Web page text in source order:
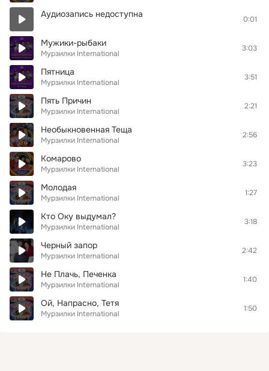
Аудиозапись недоступна 0:01
Мужики-рыбаки
Мурзилки International
3:03
Пятница
Мурзилки International
3:51
Пять Причин
Мурзилки International
2:21
Необыкновенная Теща
Мурзилки International
2:56
Комарово
Мурзилки International
3:23
Молодая
Мурзилки International
1:27
Кто Оку выдумал?
Мурзилки International
3:18
Черный запор
Мурзилки International
2:42
Не Плачь, Печенка
Мурзилки International
1:40
Ой, Напрасно, Тетя
Мурзилки International
1:50